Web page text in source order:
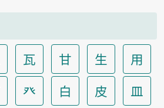
瓦 甘 生
用
癶 白 皮 皿